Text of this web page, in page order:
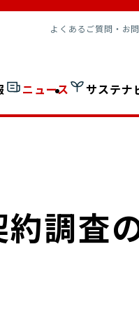
よくあるご質問・お
ニュース サステナ
調査